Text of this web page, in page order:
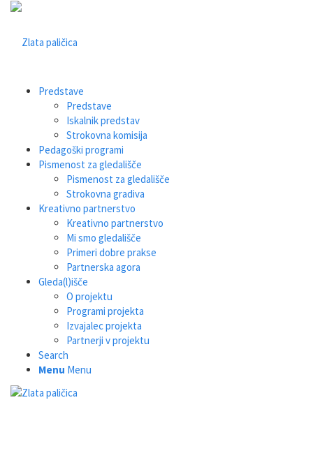
Predstave
Predstave
Iskalnik predstav
Strokovna komisija
Pedagoški programi
Pismenost za gledališče
Pismenost za gledališče
Strokovna gradiva
Kreativno partnerstvo
Kreativno partnerstvo
Mi smo gledališče
Primeri dobre prakse
Partnerska agora
Gleda(l)išče
O projektu
Programi projekta
Izvajalec projekta
Partnerji v projektu
Search
Menu Menu